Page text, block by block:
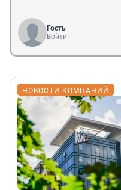
Гость
Войти
НОВОСТИ КОМПАНИЙ